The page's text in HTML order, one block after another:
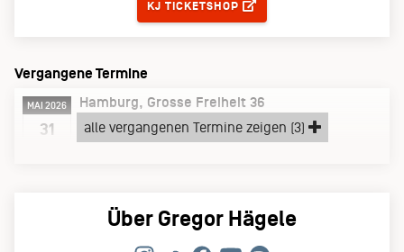
KJ TICKETSHOP
Vergangene Termine
MAI 2026
31
Hamburg
Grosse Freiheit 36
Sonntag, 31.05.26
alle vergangenen Termine zeigen (3)
Über Gregor Hägele